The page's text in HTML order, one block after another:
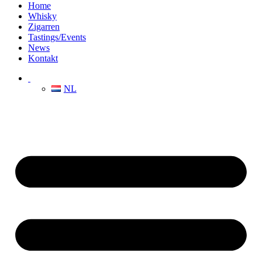
Home
Whisky
Zigarren
Tastings/Events
News
Kontakt
NL